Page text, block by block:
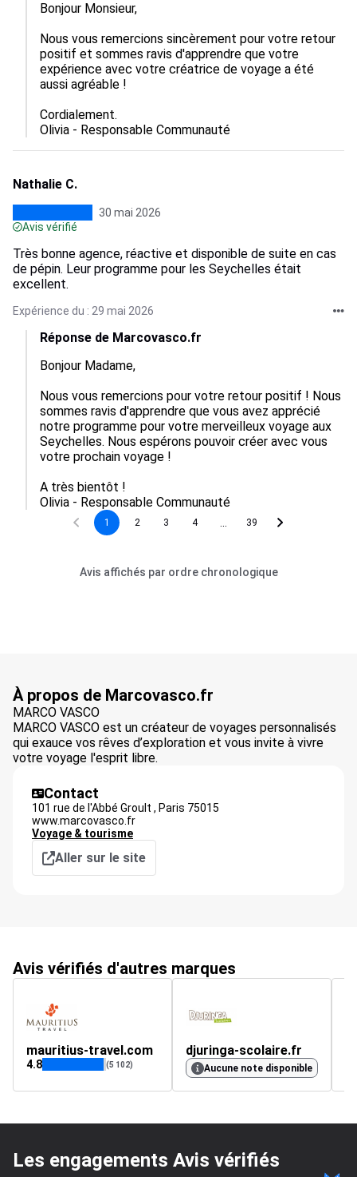
Bonjour Monsieur,
Nous vous remercions sincèrement pour votre retour
positif et sommes ravis d'apprendre que votre
expérience avec votre créatrice de voyage a été
aussi agréable !
Cordialement.
Olivia - Responsable Communauté
Nathalie C.
30 mai 2026
Avis vérifié
Très bonne agence, réactive et disponible de suite en cas
de pépin. Leur programme pour les Seychelles était
excellent.
Expérience du : 29 mai 2026
Réponse de Marcovasco.fr
Bonjour Madame,
Nous vous remercions pour votre retour positif ! Nous
sommes ravis d'apprendre que vous avez apprécié
notre programme pour votre merveilleux voyage aux
Seychelles. Nous espérons pouvoir créer avec vous
votre prochain voyage !
A très bientôt !
Olivia - Responsable Communauté
1 2 3 4 39
Avis affichés par ordre chronologique
À propos de Marcovasco.fr
MARCO VASCO
MARCO VASCO est un créateur de voyages personnalisés
qui exauce vos rêves d’exploration et vous invite à vivre
votre voyage l'esprit libre.
Contact
101 rue de l'Abbé Groult , Paris 75015
www.marcovasco.fr
Voyage & tourisme
Aller sur le site
Avis vérifiés d'autres marques
mauritius-travel.com
4.8 (5 102)
djuringa-scolaire.fr
Aucune note disponible
Les engagements Avis vérifiés